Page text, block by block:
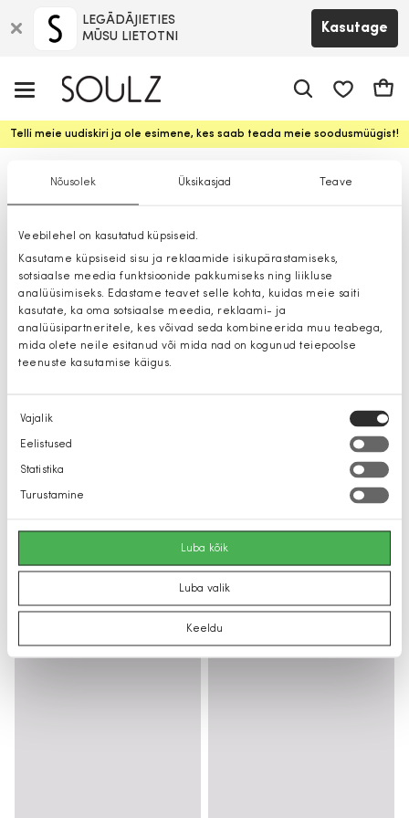
Nõusolek Üksikasjad Teave
Veebilehel on kasutatud küpsiseid.
Kasutame küpsiseid sisu ja reklaamide isikupärastamiseks,
sotsiaalse meedia funktsioonide pakkumiseks ning liikluse
analüüsimiseks. Edastame teavet selle kohta, kuidas meie saiti
kasutate, ka oma sotsiaalse meedia, reklaami- ja
analüüsipartneritele, kes võivad seda kombineerida muu teabega,
mida olete neile esitanud või mida nad on kogunud teiepoolse
teenuste kasutamise käigus.
Nõusoleku
valik
Vajalik
Eelistused
Statistika
Turustamine
Luba kõik
Luba valik
Keeldu
LEGĀDĀJIETIES
MŪSU LIETOTNI
Kasutage
Telli meie uudiskiri ja ole esimene, kes saab teada meie soodusmüügist!
Käekotid